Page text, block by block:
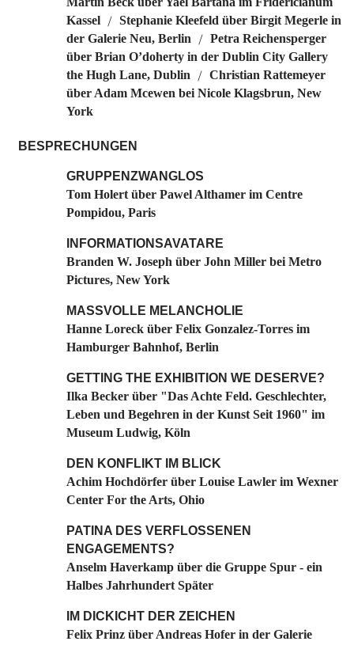
Kassel
/ Stephanie Kleefeld über Birgit Megerle in
der Galerie Neu, Berlin
/ Petra Reichensperger
über Brian O’doherty in der Dublin City Gallery
the Hugh Lane, Dublin
/ Christian Rattemeyer
über Adam Mcewen bei Nicole Klagsbrun, New
York
BESPRECHUNGEN
GRUPPENZWANGLOS
Tom Holert über Pawel Althamer im Centre
Pompidou, Paris
INFORMATIONSAVATARE
Branden W. Joseph über John Miller bei Metro
Pictures, New York
MASSVOLLE MELANCHOLIE
Hanne Loreck über Felix Gonzalez-Torres im
Hamburger Bahnhof, Berlin
GETTING THE EXHIBITION WE DESERVE?
Ilka Becker über "Das Achte Feld. Geschlechter,
Leben und Begehren in der Kunst Seit 1960" im
Museum Ludwig, Köln
DEN KONFLIKT IM BLICK
Achim Hochdörfer über Louise Lawler im Wexner
Center For the Arts, Ohio
PATINA DES VERFLOSSENEN
ENGAGEMENTS?
Anselm Haverkamp über die Gruppe Spur - ein
Halbes Jahrhundert Später
IM DICKICHT DER ZEICHEN
Felix Prinz über Andreas Hofer in der Galerie